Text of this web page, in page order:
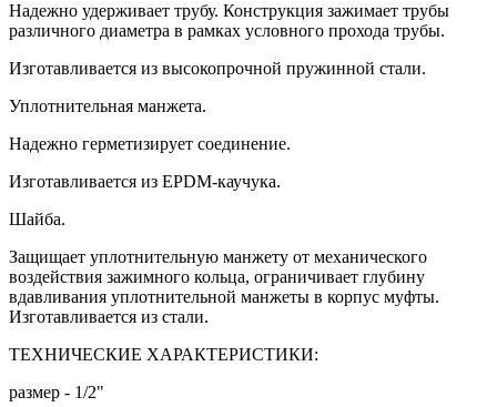
Надежно удерживает трубу. Конструкция зажимает трубы
различного диаметра в рамках условного прохода трубы.
Изготавливается из высокопрочной пружинной стали.
Уплотнительная манжета.
Надежно герметизирует соединение.
Изготавливается из EPDM-каучука.
Шайба.
Защищает уплотнительную манжету от механического
воздействия зажимного кольца, ограничивает глубину
вдавливания уплотнительной манжеты в корпус муфты.
Изготавливается из стали.
ТЕХНИЧЕСКИЕ ХАРАКТЕРИСТИКИ:
размер - 1/2"